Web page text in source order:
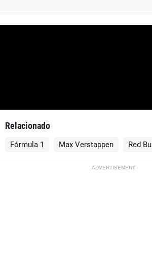
Relacionado
Fórmula 1 Max Verstappen Red Bull
ADVERTISEMENT